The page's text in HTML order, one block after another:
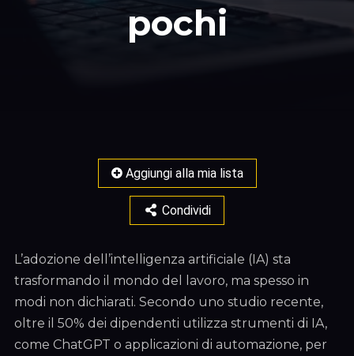
pochi
Aggiungi alla mia lista
Condividi
L’adozione dell’intelligenza artificiale (IA) sta
trasformando il mondo del lavoro, ma spesso in
modi non dichiarati. Secondo uno studio recente,
oltre il 50% dei dipendenti utilizza strumenti di IA,
come ChatGPT o applicazioni di automazione, per